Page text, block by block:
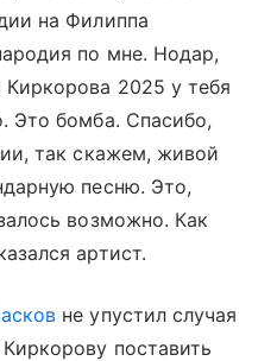
на Филиппа
по мне. Нодар,
2025 у тебя
Это бомба. Спасибо,
так скажем, живой
песню. Это,
возможно. Как
артист.
не упустил случая
поставить